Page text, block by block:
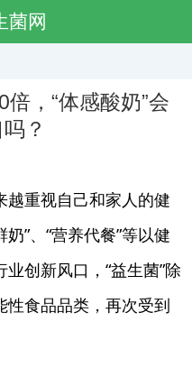
菌网
，“体感酸奶”会
？
越重视自己和家人的健
”、“营养代餐”等以健
创新风口，“益生菌”除
性食品品类，再次受到